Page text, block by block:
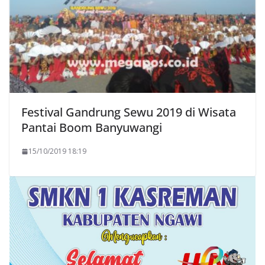
Festival Gandrung Sewu 2019 di Wisata
Pantai Boom Banyuwangi
15/10/2019 18:19